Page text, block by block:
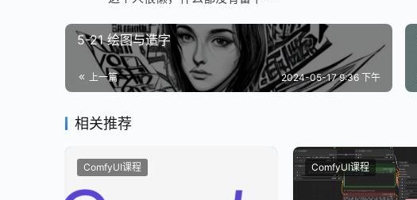
5-21 绘图与造字
上一篇 2024-05-17 9:36 下午
相关推荐
ComfyUI课程 ComfyUI课程